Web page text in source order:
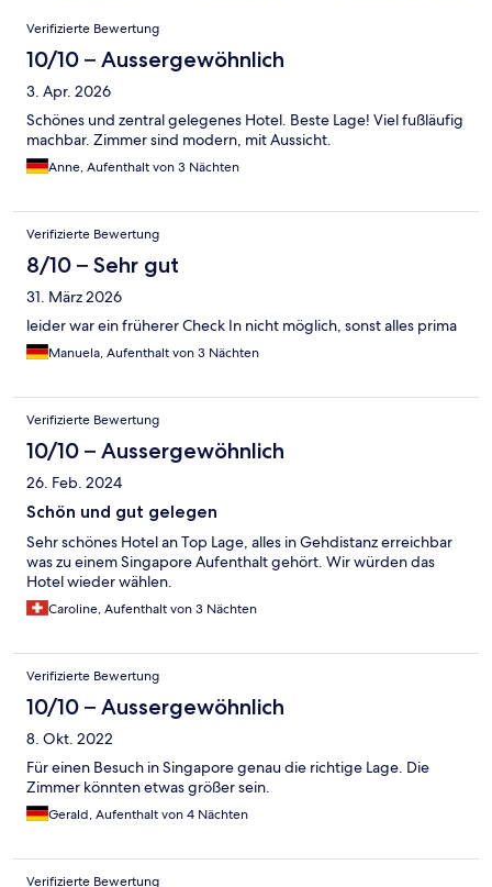
Bewertungen
Verifizierte Bewertung
10/10 – Aussergewöhnlich
3. Apr. 2026
Schönes und zentral gelegenes Hotel. Beste Lage! Viel fußläufig
machbar. Zimmer sind modern, mit Aussicht.
Anne, Aufenthalt von 3 Nächten
Verifizierte Bewertung
8/10 – Sehr gut
31. März 2026
leider war ein früherer Check In nicht möglich, sonst alles prima
Manuela, Aufenthalt von 3 Nächten
Verifizierte Bewertung
10/10 – Aussergewöhnlich
26. Feb. 2024
Schön und gut gelegen
Sehr schönes Hotel an Top Lage, alles in Gehdistanz erreichbar
was zu einem Singapore Aufenthalt gehört. Wir würden das
Hotel wieder wählen.
Caroline, Aufenthalt von 3 Nächten
Verifizierte Bewertung
10/10 – Aussergewöhnlich
8. Okt. 2022
Für einen Besuch in Singapore genau die richtige Lage. Die
Zimmer könnten etwas größer sein.
Gerald, Aufenthalt von 4 Nächten
Verifizierte Bewertung